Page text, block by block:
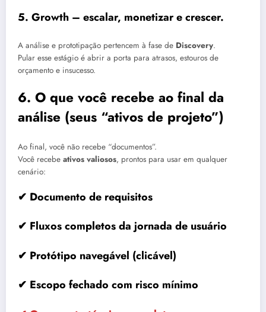
5. Growth – escalar, monetizar e crescer.
A análise e prototipação pertencem à fase de Discovery.
Pular esse estágio é abrir a porta para atrasos, estouros de
orçamento e insucesso.
6. O que você recebe ao final da
análise (seus “ativos de projeto”)
Ao final, você não recebe “documentos”.
Você recebe ativos valiosos, prontos para usar em qualquer
cenário:
✔ Documento de requisitos
✔ Fluxos completos da jornada de usuário
✔ Protótipo navegável (clicável)
✔ Escopo fechado com risco mínimo